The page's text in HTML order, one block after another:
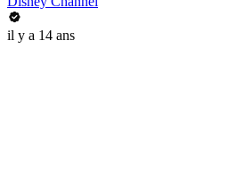
il y a 14 ans